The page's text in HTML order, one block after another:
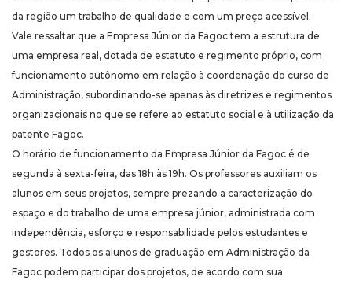
da região um trabalho de qualidade e com um preço acessível.
Vale ressaltar que a Empresa Júnior da Fagoc tem a estrutura de
uma empresa real, dotada de estatuto e regimento próprio, com
funcionamento autônomo em relação à coordenação do curso de
Administração, subordinando-se apenas às diretrizes e regimentos
organizacionais no que se refere ao estatuto social e à utilização da
patente Fagoc.
O horário de funcionamento da Empresa Júnior da Fagoc é de
segunda à sexta-feira, das 18h às 19h. Os professores auxiliam os
alunos em seus projetos, sempre prezando a caracterização do
espaço e do trabalho de uma empresa júnior, administrada com
independência, esforço e responsabilidade pelos estudantes e
gestores. Todos os alunos de graduação em Administração da
Fagoc podem participar dos projetos, de acordo com sua